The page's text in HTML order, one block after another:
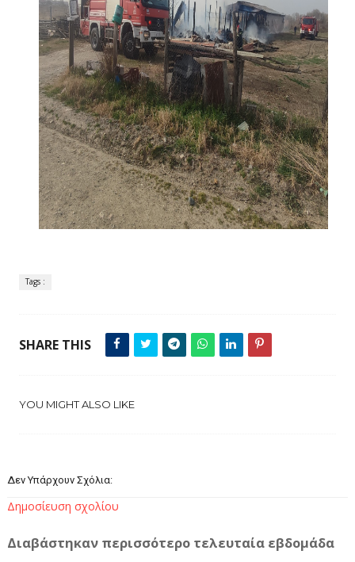
Tags :
SHARE THIS
YOU MIGHT ALSO LIKE
Δεν Υπάρχουν Σχόλια:
Δημοσίευση σχολίου
Διαβάστηκαν περισσότερο τελευταία εβδομάδα